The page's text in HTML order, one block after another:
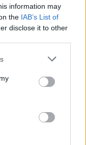
information may
the IAB’s List of
disclose it to other
ΑμεΑ
στα